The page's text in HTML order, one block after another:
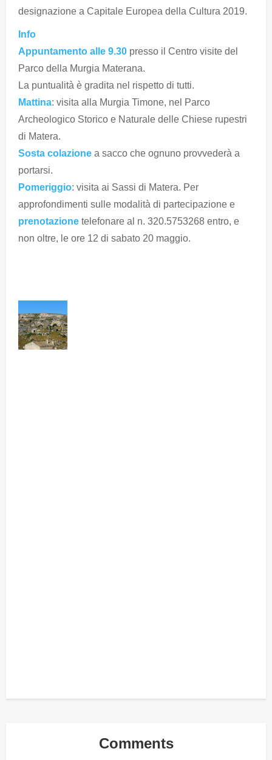
designazione a Capitale Europea della Cultura 2019.
Info
Appuntamento alle 9.30 presso il Centro visite del
Parco della Murgia Materana.
La puntualità è gradita nel rispetto di tutti.
Mattina: visita alla Murgia Timone, nel Parco
Archeologico Storico e Naturale delle Chiese rupestri
di Matera.
Sosta colazione a sacco che ognuno provvederà a
portarsi.
Pomeriggio: visita ai Sassi di Matera. Per
approfondimenti sulle modalità di partecipazione e
prenotazione telefonare al n. 320.5753268 entro, e
non oltre, le ore 12 di sabato 20 maggio.
Comments